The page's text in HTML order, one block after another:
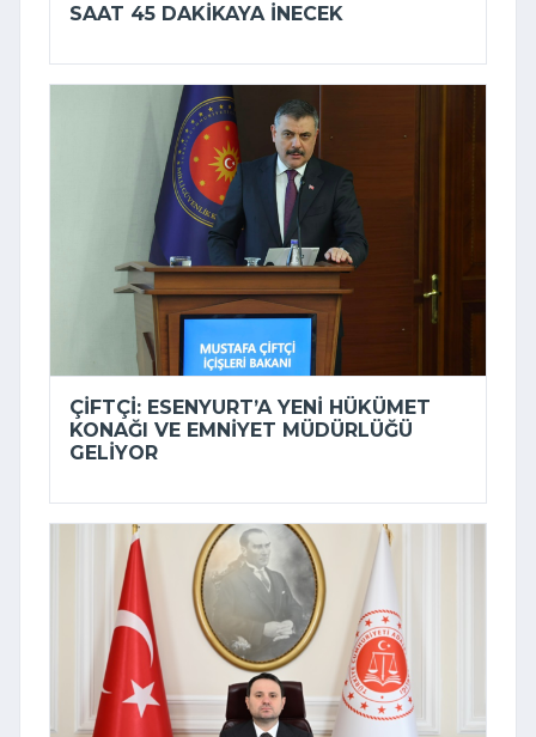
SAAT 45 DAKIKAYA INECEK
ÇIFTÇI: ESENYURT’A YENI HÜKÜMET
KONAĞI VE EMNIYET MÜDÜRLÜĞÜ
GELIYOR